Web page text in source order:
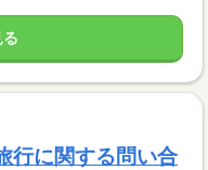
行に関する問い合